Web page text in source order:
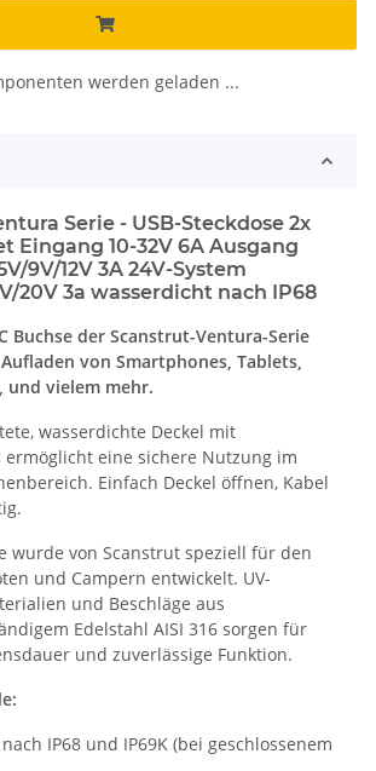
werden geladen ...
Serie - USB-Steckdose 2x
Eingang 10-32V 6A Ausgang
9V/12V 3A 24V-System
20V 3a wasserdicht nach IP68
Buchse der Scanstrut-Ventura-Serie
von Smartphones, Tablets,
und vielem mehr.
wasserdichte Deckel mit
ermöglicht eine sichere Nutzung im
Einfach Deckel öffnen, Kabel
wurde von Scanstrut speziell für den
und Campern entwickelt. UV-
und Beschläge aus
Edelstahl AISI 316 sorgen für
und zuverlässige Funktion.
IP68 und IP69K (bei geschlossenem